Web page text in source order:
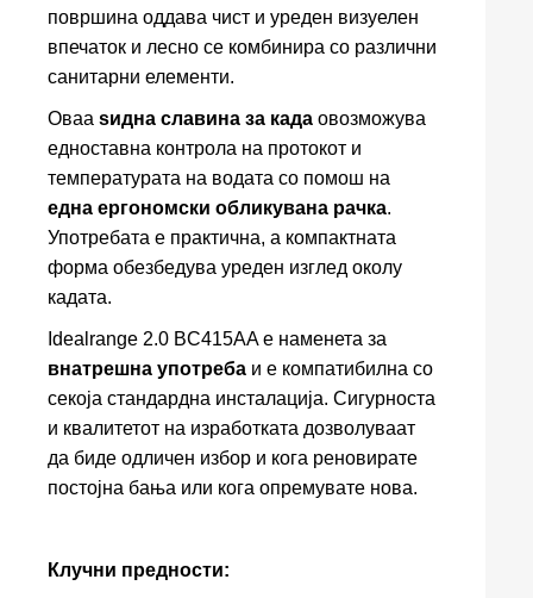
површина оддава чист и уреден визуелен
впечаток и лесно се комбинира со различни
санитарни елементи.
Оваа ѕидна славина за када овозможува
едноставна контрола на протокот и
температурата на водата со помош на
една ергономски обликувана рачка.
Употребата е практична, а компактната
форма обезбедува уреден изглед околу
кадата.
Idealrange 2.0 BC415AA е наменета за
внатрешна употреба и е компатибилна со
секоја стандардна инсталација. Сигурноста
и квалитетот на изработката дозволуваат
да биде одличен избор и кога реновирате
постојна бања или кога опремувате нова.
Клучни предности: